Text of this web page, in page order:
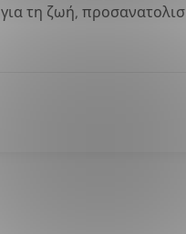
τη ζωή,